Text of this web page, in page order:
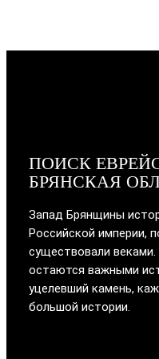
ПОИСК
БРЯНСКАЯ
Запад Брянщины
Российской империи,
существовали
остаются важными
уцелевший камень,
большой истории.